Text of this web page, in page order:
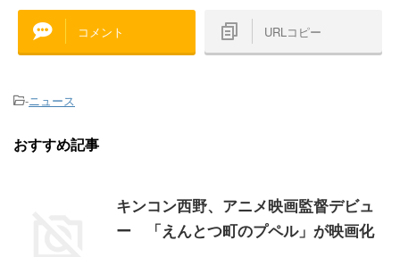
コメント URLコピー
-ニュース
おすすめ記事
キンコン西野、アニメ映画監督デビュ
ー 「えんとつ町のプペル」が映画化